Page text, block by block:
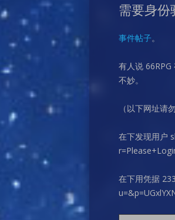
需要身
事件帖子。
有人说
不妙。
（以下网址请
在下发现用户
在下用凭据